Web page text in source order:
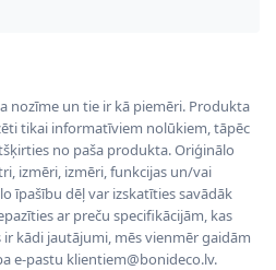
un tie ir kā piemēri. Produkta
tikai informatīviem nolūkiem, tāpēc
no paša produkta. Oriģinālo
izmēri, izmēri, funkcijas un/vai
īpašību dēļ var izskatīties savādāk
ar preču specifikācijām, kas
kādi jautājumi, mēs vienmēr gaidām
e-pastu klientiem@bonideco.lv.